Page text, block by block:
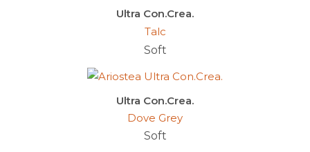
Ultra Con.Crea.
Talc
Soft
Ultra Con.Crea.
Dove Grey
Soft